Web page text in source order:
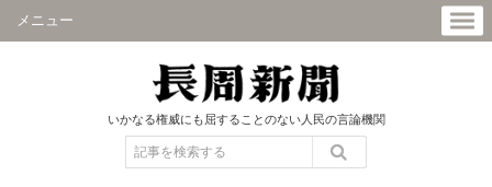
メニュー
いかなる権威にも屈することのない人民の言論機関